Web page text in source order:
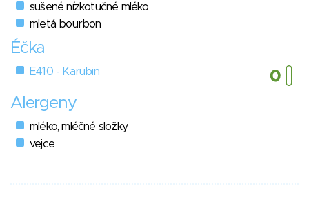
sušené nízkotučné mléko
mletá bourbon
Éčka
E410 - Karubin
Alergeny
mléko, mléčné složky
vejce